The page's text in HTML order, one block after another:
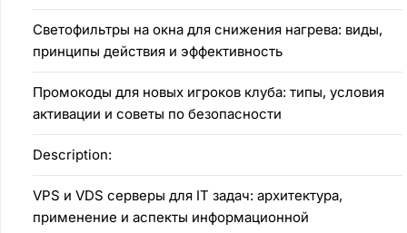
Светофильтры на окна для снижения нагрева: виды,
принципы действия и эффективность
Промокоды для новых игроков клуба: типы, условия
активации и советы по безопасности
Description:
VPS и VDS серверы для IT задач: архитектура,
применение и аспекты информационной